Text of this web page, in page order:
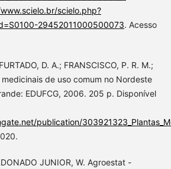
scielo.php?
29452011000500073. Acesso
D. A.; FRANSCISCO, P. R. M.;
de uso comum no Nordeste
EDUFCG, 2006. 205 p. Disponível
publication/
JUNIOR, W. Agroestat -